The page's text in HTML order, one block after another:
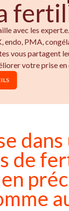
avec les
endo, PMA,
vous partagent
votre prise en
dans
de